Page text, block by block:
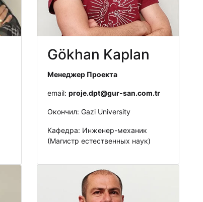
Gökhan Kaplan
Менеджер Проекта
email: proje.dpt@gur-san.com.tr
Окончил: Gazi University
Кафедра: Инженер-механик
(Магистр естественных наук)